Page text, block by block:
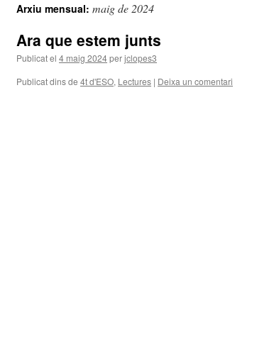
contingut
Arxiu mensual: maig de 2024
Ara que estem junts
Publicat el 4 maig 2024perjclopes3
Publicat dins de 4t d'ESO, Lectures | Deixa un comentari